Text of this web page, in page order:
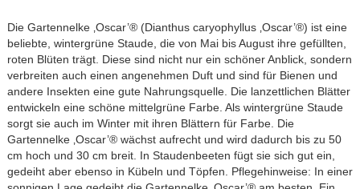
Die Gartennelke ‚Oscar’® (Dianthus caryophyllus ‚Oscar’®) ist eine
beliebte, wintergrüne Staude, die von Mai bis August ihre gefüllten,
roten Blüten trägt. Diese sind nicht nur ein schöner Anblick, sondern
verbreiten auch einen angenehmen Duft und sind für Bienen und
andere Insekten eine gute Nahrungsquelle. Die lanzettlichen Blätter
entwickeln eine schöne mittelgrüne Farbe. Als wintergrüne Staude
sorgt sie auch im Winter mit ihren Blättern für Farbe. Die
Gartennelke ‚Oscar’® wächst aufrecht und wird dadurch bis zu 50
cm hoch und 30 cm breit. In Staudenbeeten fügt sie sich gut ein,
gedeiht aber ebenso in Kübeln und Töpfen. Pflegehinweise: In einer